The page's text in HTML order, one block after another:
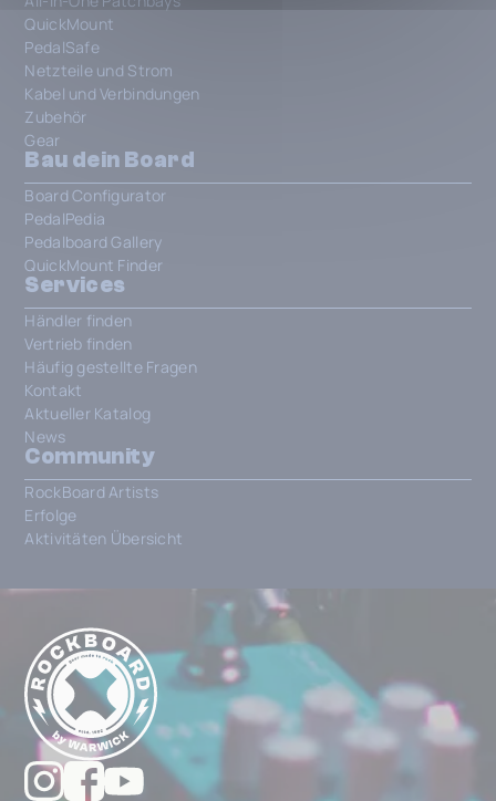
QuickMount
PedalSafe
Netzteile und Strom
Kabel und Verbindungen
Zubehör
Gear
Bau dein Board
Board Configurator
PedalPedia
Pedalboard Gallery
QuickMount Finder
Services
Händler finden
Vertrieb finden
Häufig gestellte Fragen
Kontakt
Aktueller Katalog
News
Community
RockBoard Artists
Erfolge
Aktivitäten Übersicht